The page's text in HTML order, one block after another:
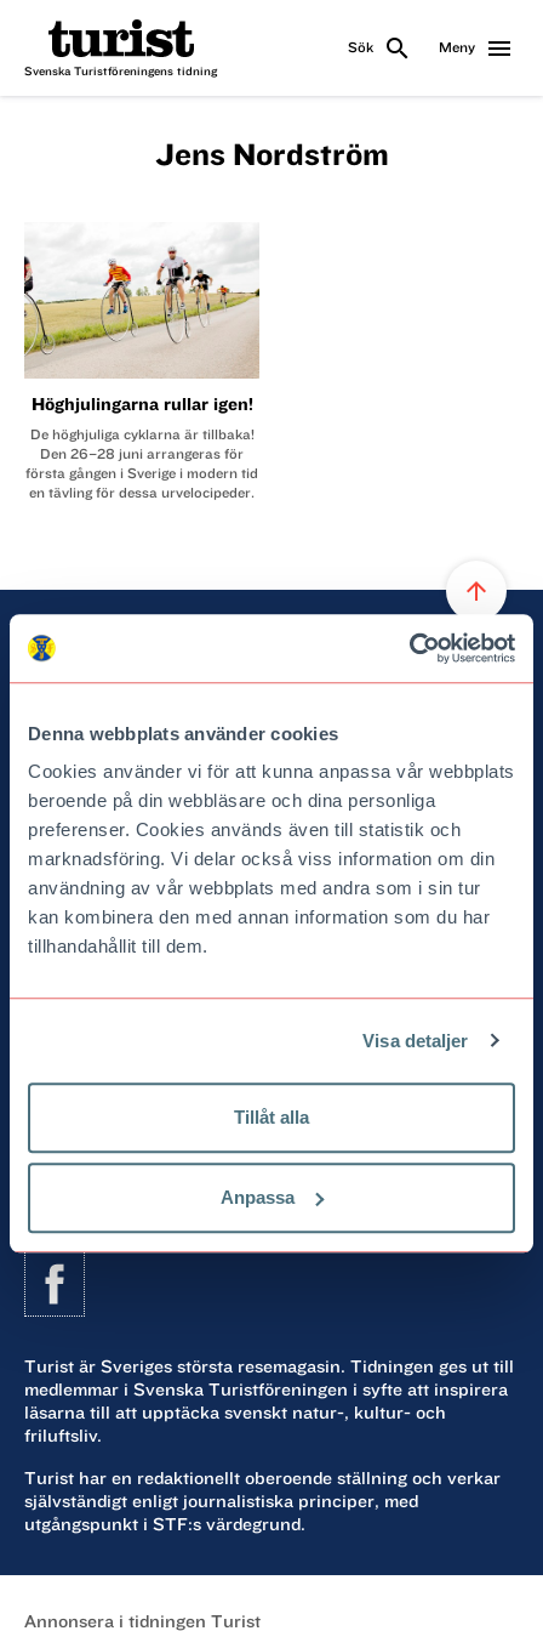
Denna webbplats använder cookies
Cookies använder vi för att kunna anpassa vår webbplats
beroende på din webbläsare och dina personliga
preferenser. Cookies används även till statistik och
marknadsföring. Vi delar också viss information om din
användning av vår webbplats med andra som i sin tur
kan kombinera den med annan information som du har
tillhandahållit till dem.
Visa detaljer
Tillåt alla
Anpassa
Svenska Turistföreningens tidning
Sök search Meny menu
Jens Nordström
Höghjulingarna rullar igen!
De höghjuliga cyklarna är tillbaka!
Den 26–28 juni arrangeras för
första gången i Sverige i modern tid
en tävling för dessa urvelocipeder.
Turist
Svenska Turistföreningen
Box 17251
104 62 Stockholm
turist@stfturist.se
Svenska Turistföreningens tidning
Turist är Sveriges största resemagasin. Tidningen ges ut till
medlemmar i Svenska Turistföreningen i syfte att inspirera
läsarna till att upptäcka svenskt natur-, kultur- och
friluftsliv.
Turist har en redaktionellt oberoende ställning och verkar
självständigt enligt journalistiska principer, med
utgångspunkt i STF:s värdegrund.
arrow_upward
TILL TOPPEN
Annonsera i tidningen Turist